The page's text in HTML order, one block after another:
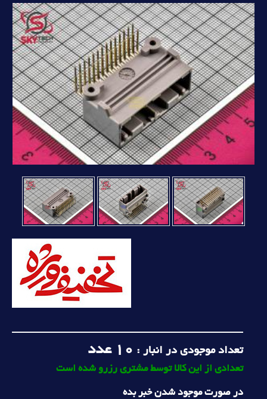
تعداد موجودی در انبار : 10 عدد
تعدادی از این کالا توسط مشتری رزرو شده است
در صورت موجود شدن خبر بده